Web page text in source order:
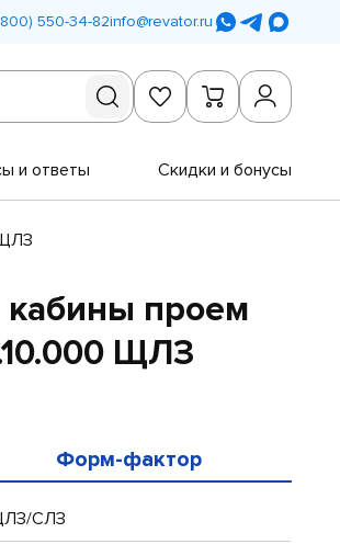
550-34-82info@revator.ru
и ответы Скидки и бонусы
кабины проем
ЩЛЗ
Форм-фактор
СЛЗ